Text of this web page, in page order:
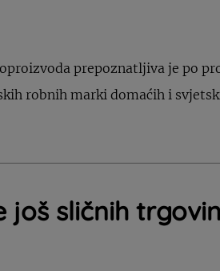
prepoznatljiva je po
robnih marki domaćih i
još sličnih